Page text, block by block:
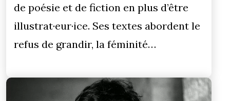
de poésie et de fiction en plus d’être
illustrat·eur·ice. Ses textes abordent le
refus de grandir, la féminité…